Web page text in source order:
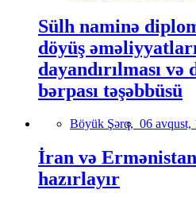
Sülh naminə
döyüş
dayandırılması və
bərpası təşəbbüsü
Böyük Şərq, 06 avqust,
İran və
hazırlayır